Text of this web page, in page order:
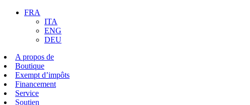
FRA
ITA
ENG
DEU
A propos de
Boutique
Exempt d’impôts
Financement
Service
Soutien